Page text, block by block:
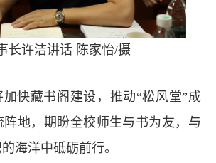
长许洁讲话 陈家怡/摄
快藏书阁建设，推动“松风堂”成
阵地，期盼全校师生与书为友，与
海洋中砥砺前行。